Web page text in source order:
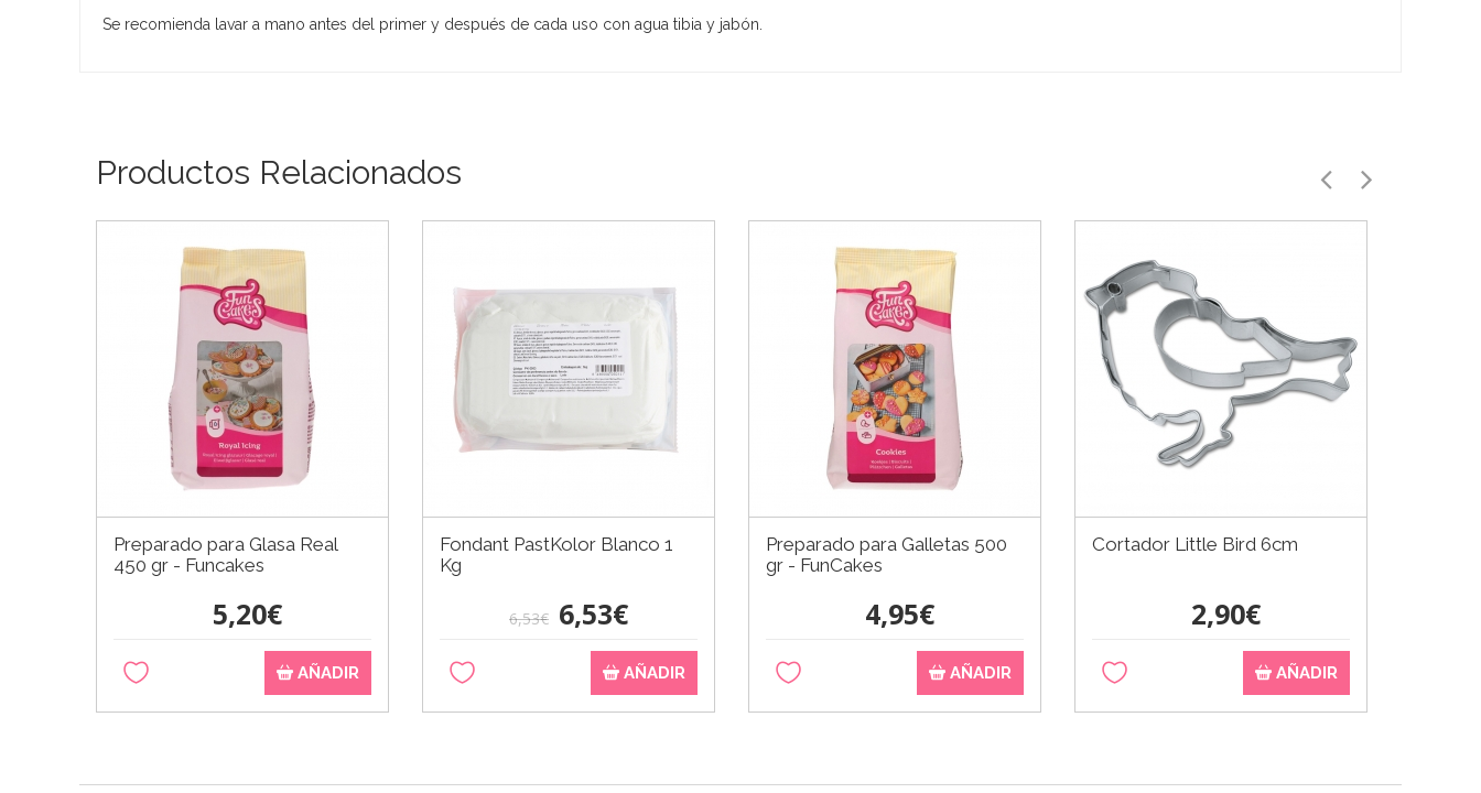
Se recomienda lavar a mano antes del primer y después de cada uso con agua tibia y jabón.
Productos Relacionados
Preparado para Glasa Real
450 gr - Funcakes
5,20€
AÑADIR
Fondant PastKolor Blanco 1
Kg
6,53€ 6,53€
AÑADIR
Preparado para Galletas 500
gr - FunCakes
4,95€
AÑADIR
Cortador Little Bird 6cm
2,90€
AÑADIR